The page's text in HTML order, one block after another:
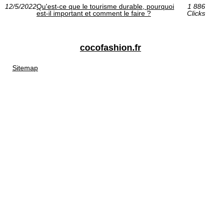
12/5/2022Qu'est-ce que le tourisme durable, pourquoi
est-il important et comment le faire ?
1 886
Clicks
cocofashion.fr
Sitemap